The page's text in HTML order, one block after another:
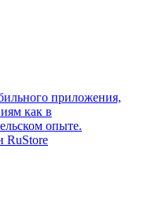
приложения,
как в
опыте.
RuStore